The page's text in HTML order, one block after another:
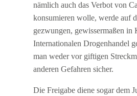
nämlich auch das Verbot von
konsumieren wolle, werde auf
gezwungen, gewissermaßen in
Internationalen Drogenhandel
man weder vor giftigen
anderen Gefahren sicher.
Die Freigabe diene sogar dem